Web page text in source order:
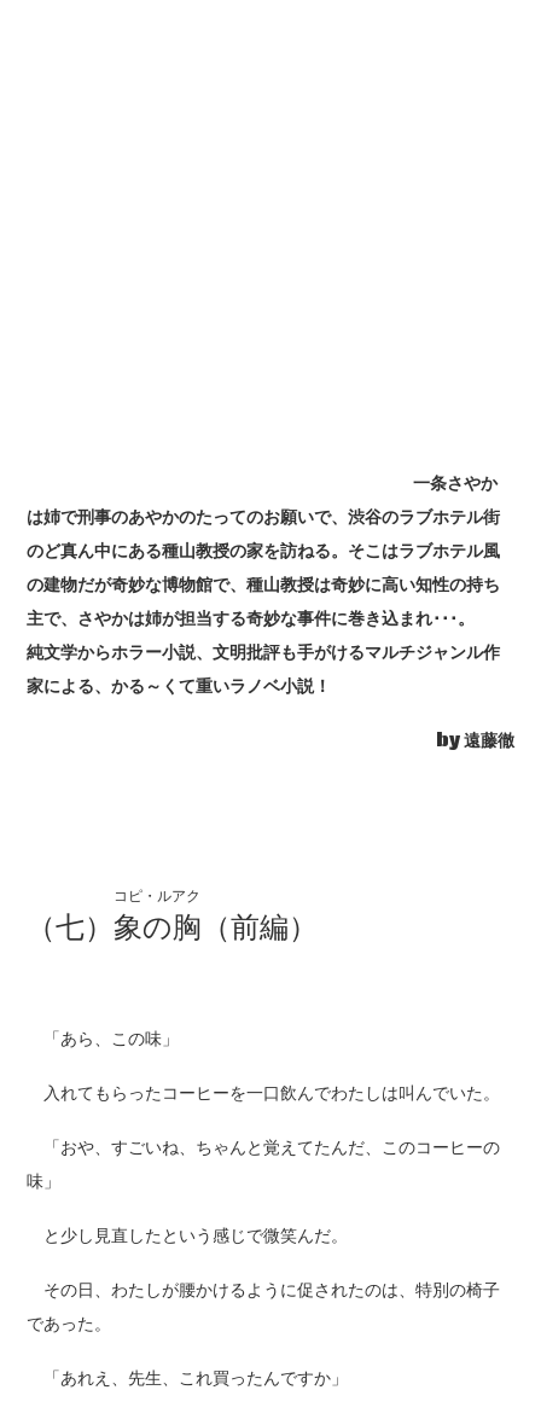
一条さやか
は姉で刑事のあやかのたってのお願いで、渋谷のラブホテル街
のど真ん中にある種山教授の家を訪ねる。そこはラブホテル風
の建物だが奇妙な博物館で、種山教授は奇妙に高い知性の持ち
主で、さやかは姉が担当する奇妙な事件に巻き込まれ･･･。
純文学からホラー小説、文明批評も手がけるマルチジャンル作
家による、かる～くて重いラノベ小説！
by 遠藤徹
（七） 象の胸
コピ・ルアク
（前編）
「あら、この味」
入れてもらったコーヒーを一口飲んでわたしは叫んでいた。
「おや、すごいね、ちゃんと覚えてたんだ、このコーヒーの
味」
と少し見直したという感じで微笑んだ。
その日、わたしが腰かけるように促されたのは、特別の椅子
であった。
「あれえ、先生、これ買ったんですか」